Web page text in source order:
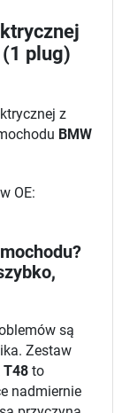
(1 plug)
z
BMW
OE:
są
Zestaw
T48 to
nadmiernie